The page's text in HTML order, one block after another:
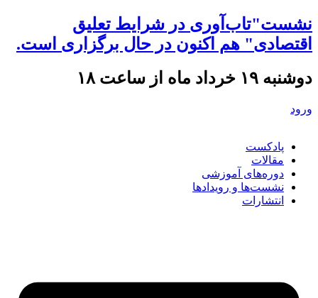
نشست"تاب‌آوری در شرایط تعلیق
اقتصادی" هم اکنون در حال برگزاری است.
دوشنبه ۱۹ خرداد ماه از ساعت ۱۸
ورود
پادکست
مقالات
دوره‌های آموزشی
نشست‌ها و رویدادها
انتشارات